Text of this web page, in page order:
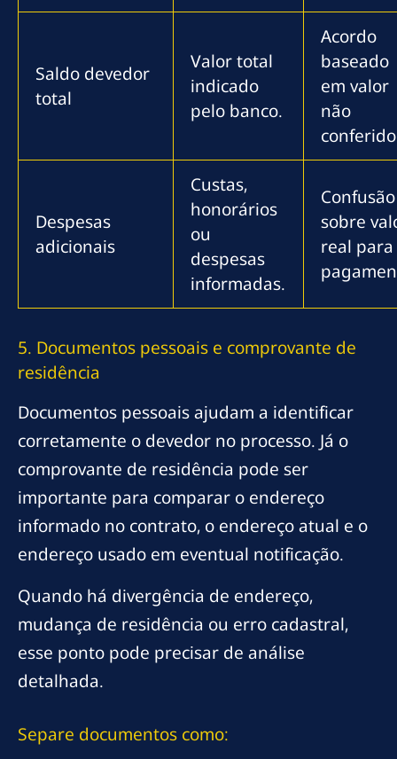
Saldo devedor
total
Valor total
indicado
pelo banco.
Acordo
baseado
em valor
não
Despesas
adicionais
Custas,
honorários
ou
despesas
informadas.
Confusão
sobre
real para
5. Documentos pessoais e comprovante de
residência
Documentos pessoais ajudam a identificar
corretamente o devedor no processo. Já o
comprovante de residência pode ser
importante para comparar o endereço
informado no contrato, o endereço atual e o
endereço usado em eventual notificação.
Quando há divergência de endereço,
mudança de residência ou erro cadastral,
esse ponto pode precisar de análise
detalhada.
Separe documentos como: